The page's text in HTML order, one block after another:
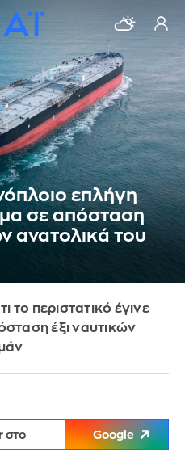
επλήγη
σε απόσταση
ανατολικά του
το περιστατικό έγινε
έξι ναυτικών
στο Google